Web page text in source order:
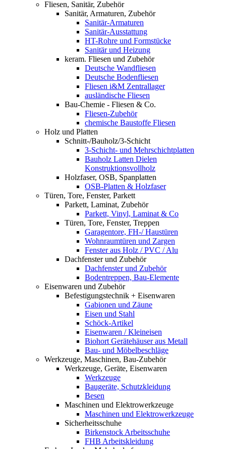
Fliesen, Sanitär, Zubehör
Sanitär, Armaturen, Zubehör
Sanitär-Armaturen
Sanitär-Ausstattung
HT-Rohre und Formstücke
Sanitär und Heizung
keram. Fliesen und Zubehör
Deutsche Wandfliesen
Deutsche Bodenfliesen
Fliesen i&M Zentrallager
ausländische Fliesen
Bau-Chemie - Fliesen & Co.
Fliesen-Zubehör
chemische Baustoffe Fliesen
Holz und Platten
Schnitt-/Bauholz/3-Schicht
3-Schicht- und Mehrschichtplatten
Bauholz Latten Dielen
Konstruktionsvollholz
Holzfaser, OSB, Spanplatten
OSB-Platten & Holzfaser
Türen, Tore, Fenster, Parkett
Parkett, Laminat, Zubehör
Parkett, Vinyl, Laminat & Co
Türen, Tore, Fenster, Treppen
Garagentore, FH-/ Haustüren
Wohnraumtüren und Zargen
Fenster aus Holz / PVC / Alu
Dachfenster und Zubehör
Dachfenster und Zubehör
Bodentreppen, Bau-Elemente
Eisenwaren und Zubehör
Befestigungstechnik + Eisenwaren
Gabionen und Zäune
Eisen und Stahl
Schöck-Artikel
Eisenwaren / Kleineisen
Biohort Gerätehäuser aus Metall
Bau- und Möbelbeschläge
Werkzeuge, Maschinen, Bau-Zubehör
Werkzeuge, Geräte, Eisenwaren
Werkzeuge
Baugeräte, Schutzkleidung
Besen
Maschinen und Elektrowerkzeuge
Maschinen und Elektrowerkzeuge
Sicherheitsschuhe
Birkenstock Arbeitsschuhe
FHB Arbeitskleidung